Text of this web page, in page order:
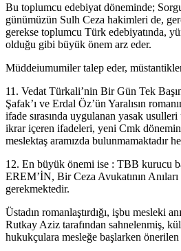
Bu toplumcu edebiyat döneminde;
günümüzün Sulh Ceza hakimleri de,
gerekse toplumcu Türk edebiyatında,
olduğu gibi büyük önem arz eder.
Müddeiumumiler talep eder,
11. Vedat Türkali’nin Bir Gün Tek
Şafak’ı ve Erdal Öz’ün Yaralısın
ifade sırasında uygulanan yasak
ikrar içeren ifadeleri, yeni Cmk
meslektaş aramızda bulunmamaktadır
12. En büyük önemi ise : TBB kurucu
EREM’İN, Bir Ceza Avukatının Anıları
gerekmektedir.
Üstadın romanlaştırdığı, işbu mesleki
Rutkay Aziz tarafından sahnelenmiş,
hukukçulara mesleğe başlarken